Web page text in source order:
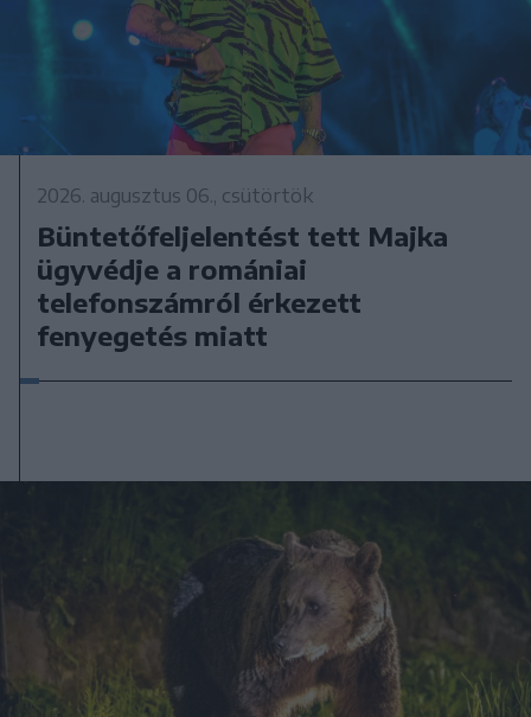
2026. augusztus 06., csütörtök
Büntetőfeljelentést tett Majka
ügyvédje a romániai
telefonszámról érkezett
fenyegetés miatt